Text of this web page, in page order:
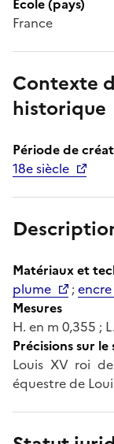
France
Contexte
historique
Période de
18e siècle
Matériaux et
plume
;
Mesures
H. en m 0,355 ;
Précisions sur
Louis XV roi
équestre de